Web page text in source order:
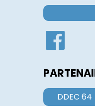
DDEC 64